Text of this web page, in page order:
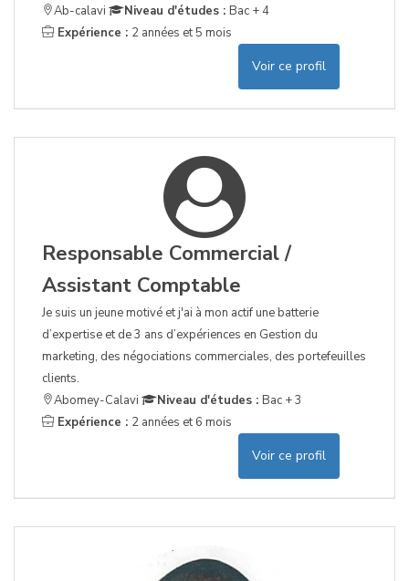
Ab-calavi
Niveau d'études : Bac + 4
Expérience : 2 années et 5 mois
Voir ce profil
Responsable Commercial /
Assistant Comptable
Je suis un jeune motivé et j'ai à mon actif une batterie
d’expertise et de 3 ans d’expériences en Gestion du
marketing, des négociations commerciales, des portefeuilles
clients.
Abomey-Calavi
Niveau d'études : Bac + 3
Expérience : 2 années et 6 mois
Voir ce profil